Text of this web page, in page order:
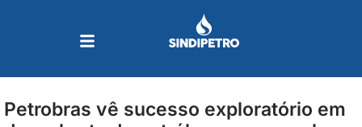
Petrobras vê sucesso exploratório em